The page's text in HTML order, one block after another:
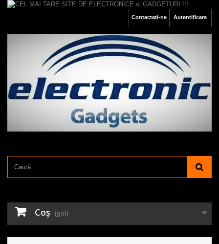
Autentificare
Contactați-ne
Coş (gol)